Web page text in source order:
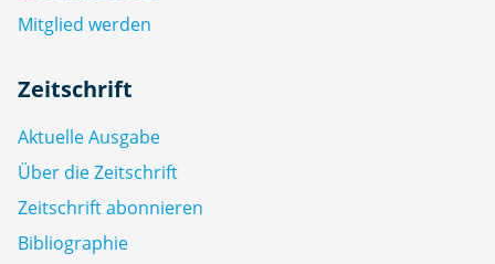
Mitglied werden
Zeitschrift
Aktuelle Ausgabe
Über die Zeitschrift
Zeitschrift abonnieren
Bibliographie